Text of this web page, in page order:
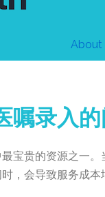
About
嘱录入
宝贵的资源之一
，会导致服务成